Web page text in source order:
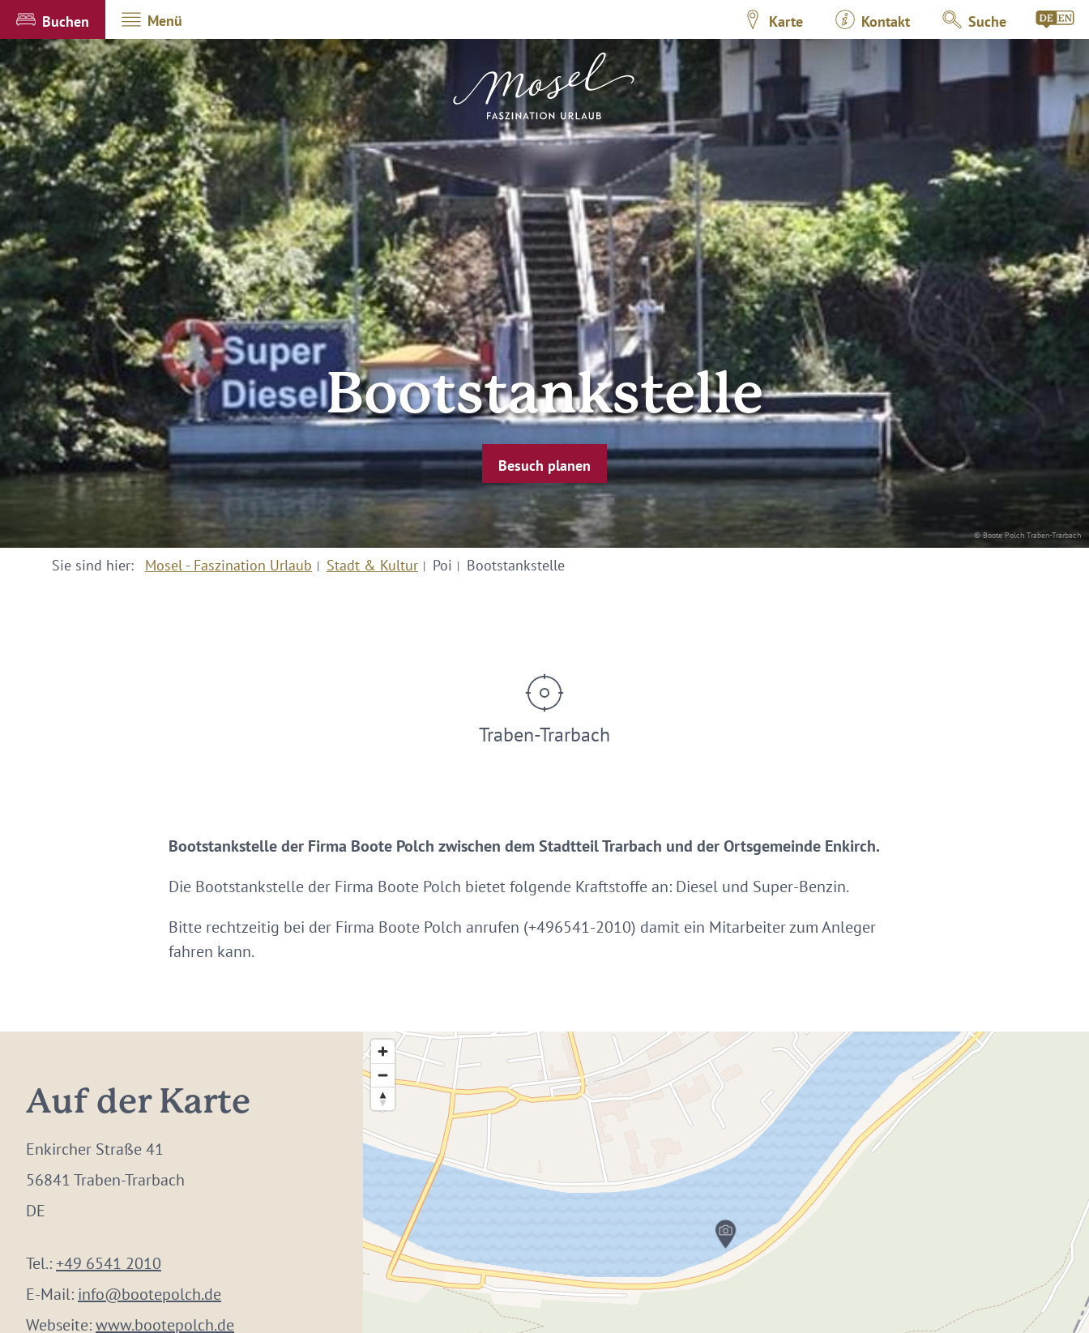
Buchen Menü Karte Kontakt Suche
© Boote Polch Traben-Trarbach
Bootstankstelle
Besuch planen
Sie sind hier: Mosel - Faszination Urlaub Stadt & Kultur Poi Bootstankstelle
Traben-Trarbach
Bootstankstelle der Firma Boote Polch zwischen dem Stadtteil Trarbach und der Ortsgemeinde Enkirch.
Die Bootstankstelle der Firma Boote Polch bietet folgende Kraftstoffe an: Diesel und Super-Benzin.
Bitte rechtzeitig bei der Firma Boote Polch anrufen (+496541-2010) damit ein Mitarbeiter zum Anleger
fahren kann.
Auf der Karte
Enkircher Straße 41
56841 Traben-Trarbach
DE
Tel.:+49 6541 2010
E-Mail: info@bootepolch.de
Webseite:www.bootepolch.de